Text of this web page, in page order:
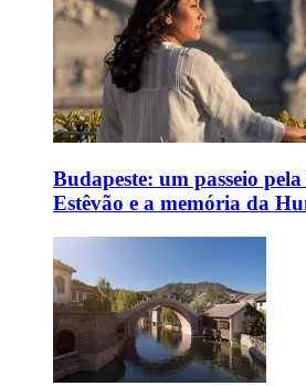
Budapeste: um passeio
Estêvão e a memória da